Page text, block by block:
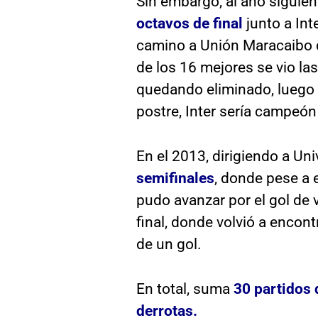
octavos de final junto a
camino a Unión Maracaibo
de los 16 mejores se vio
quedando eliminado,
postre, Inter sería
En el 2013, dirigiendo a
semifinales, donde pese a
pudo avanzar por el gol
final, donde volvió a
de un gol.
En total, suma 30 partidos
derrotas.